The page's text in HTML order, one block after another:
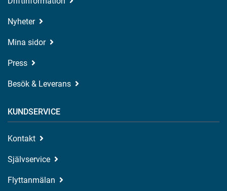
Nyheter
Mina sidor
Press
Besök & Leverans
KUNDSERVICE
Kontakt
Självservice
Flyttanmälan